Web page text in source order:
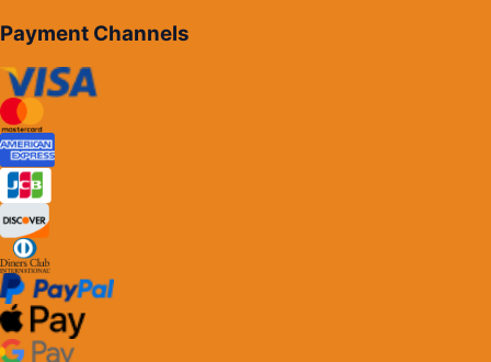
Payment Channels